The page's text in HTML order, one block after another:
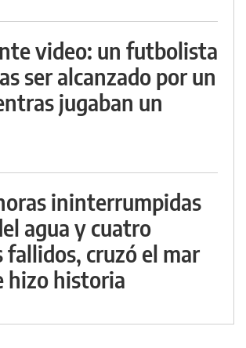
video: un futbolista
ser alcanzado por un
jugaban un
ininterrumpidas
agua y cuatro
cruzó el mar
hizo historia